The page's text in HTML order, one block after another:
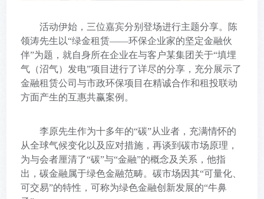
活动伊始，三位嘉宾分别登场进行主题分享。陈
领涛先生以“绿金租赁——环保企业家的坚定金融伙
伴”为题，就自身所在企业在与客户某集团关于“填埋
气（沼气）发电”项目进行了详尽的分享，充分展示了
金融租赁公司与市政环保项目在精诚合作和租投联动
方面产生的互惠共赢案例。
李原先生作为十多年的“碳”从业者，充满情怀的
从全球气候变化以及应对措施，再谈到碳市场原理，
为与会者厘清了“碳”与“金融”的概念及关系，他指
出，碳金融属于绿色金融范畴。碳市场因其“可量化、
可交易”的特性，可称为绿色金融创新发展的“牛鼻